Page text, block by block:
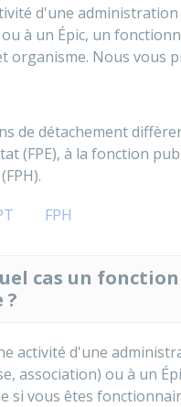
d'une
à un Épic, un
organisme. Nous vous
de détachement
(FPE), à la fonction
FPH
cas un
?
activité d'une
association) ou à un
si vous êtes